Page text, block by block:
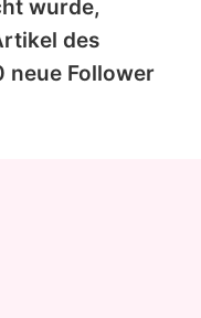
wurde,
des
neue Follower